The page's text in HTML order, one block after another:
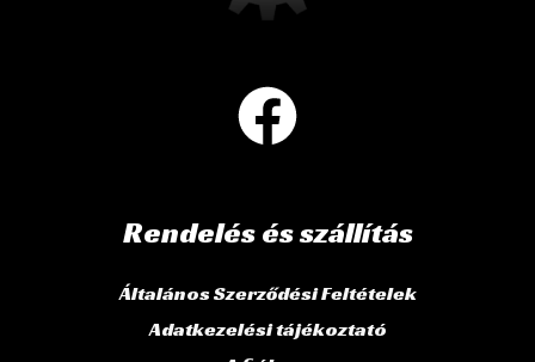
Rendelés és szállítás
Általános Szerződési Feltételek
Adatkezelési tájékoztató